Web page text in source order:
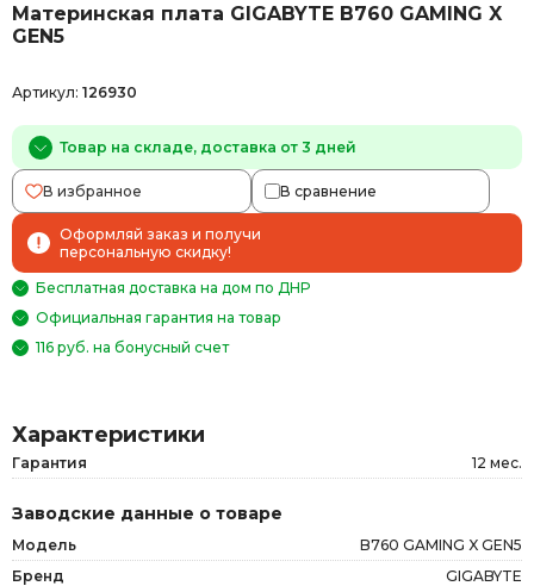
Материнская плата GIGABYTE B760 GAMING X
GEN5
Артикул: 126930
Товар на складе, доставка от 3 дней
В избранное В сравнение
Оформляй заказ и получи
персональную скидку!
Бесплатная доставка на дом по ДНР
Официальная гарантия на товар
116 руб. на бонусный счет
Характеристики
Гарантия 12 мес.
Заводские данные о товаре
Модель
B760 GAMING X GEN5
Бренд
GIGABYTE